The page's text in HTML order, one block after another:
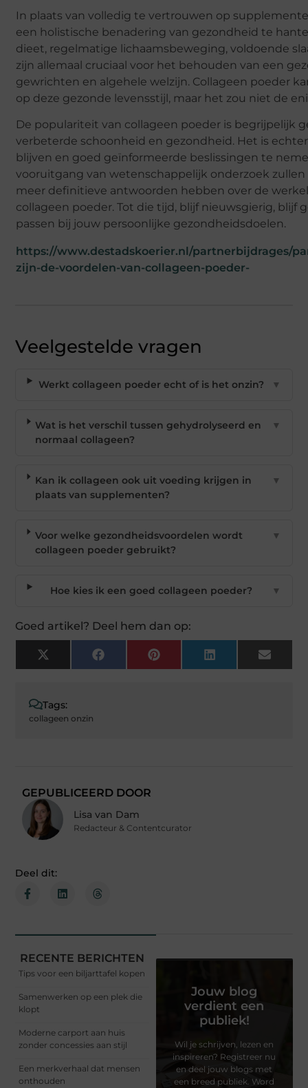
In plaats van volledig te vertrouwen op
een holistische benadering van gezondheid te
dieet, regelmatige lichaamsbeweging, voldoende
zijn allemaal cruciaal voor het behouden van een
gewrichten en algehele welzijn. Collageen poeder
op deze gezonde levensstijl, maar het zou niet de
De populariteit van collageen poeder is begrijpelijk
verbeterde schoonheid en gezondheid. Het is
blijven en goed geïnformeerde beslissingen te
vooruitgang van wetenschappelijk onderzoek
meer definitieve antwoorden hebben over de
collageen poeder. Tot die tijd, blijf nieuwsgierig, blijf
passen bij jouw persoonlijke gezondheidsdoelen.
https://www.destadskoerier.nl/partnerbijdrages/
zijn-de-voordelen-van-collageen-poeder-
Veelgestelde vragen
Werkt collageen poeder echt of is het onzin? ▼
Wat is het verschil tussen gehydrolyseerd en
normaal collageen?
▼
Kan ik collageen ook uit voeding krijgen in
plaats van supplementen?
▼
Voor welke gezondheidsvoordelen wordt
collageen poeder gebruikt?
▼
Hoe kies ik een goed collageen poeder? ▼
Goed artikel? Deel hem dan op:
X
(Twitter)
Facebook Pinterest LinkedIn Email
Tags:
collageen onzin
GEPUBLICEERD DOOR
Lisa van Dam
Redacteur & Contentcurator
Deel dit:
RECENTE BERICHTEN
Tips voor een biljarttafel kopen
Samenwerken op een plek die
klopt
Moderne carport aan huis
zonder concessies aan stijl
Een merkverhaal dat mensen
onthouden
Jouw blog
verdient een
publiek!
Wil je schrijven, lezen en
inspireren? Registreer nu
en deel jouw blogs met
een breed publiek. Word